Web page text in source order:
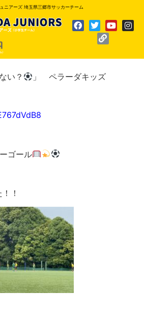
ニアーズ 埼玉県三郷市サッカーチーム
い？
」 ペラーダキッズ
ゴール
！